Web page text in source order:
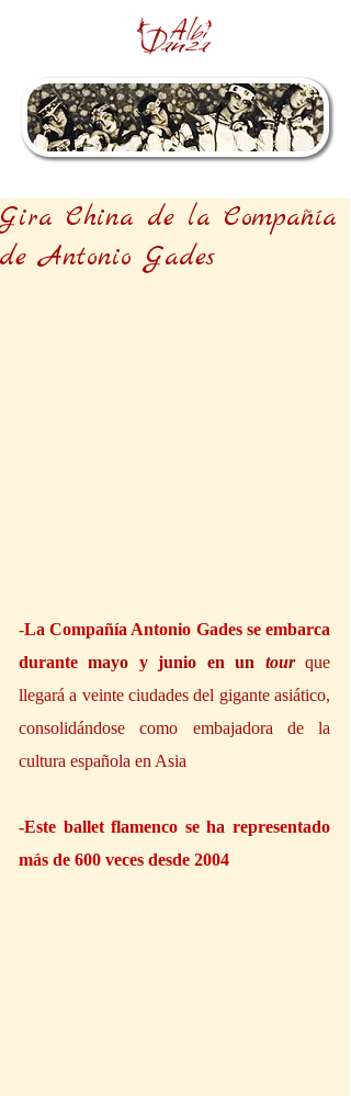
Gira China de la Compañía
de Antonio Gades
-La Compañía Antonio Gades se embarca
durante mayo y junio en un tour que
llegará a veinte ciudades del gigante asiático,
consolidándose como embajadora de la
cultura española en Asia
-Este ballet flamenco se ha representado
más de 600 veces desde 2004